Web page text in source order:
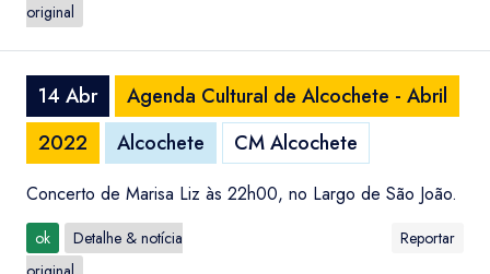
original
14 Abr
Agenda Cultural de Alcochete - Abril
2022
Alcochete CM Alcochete
Concerto de Marisa Liz às 22h00, no Largo de São João.
ok
Detalhe & notícia
Reportar